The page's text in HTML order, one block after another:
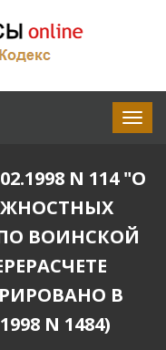
N 114 "О
ВОИНСКОЙ
В
N 1484)